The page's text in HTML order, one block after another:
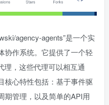
agency-agents”是一个实
协作系统。它提供了一个轻
理，这些代理可以相互通
核心特性包括：基于事件驱
期管理，以及简单的API用